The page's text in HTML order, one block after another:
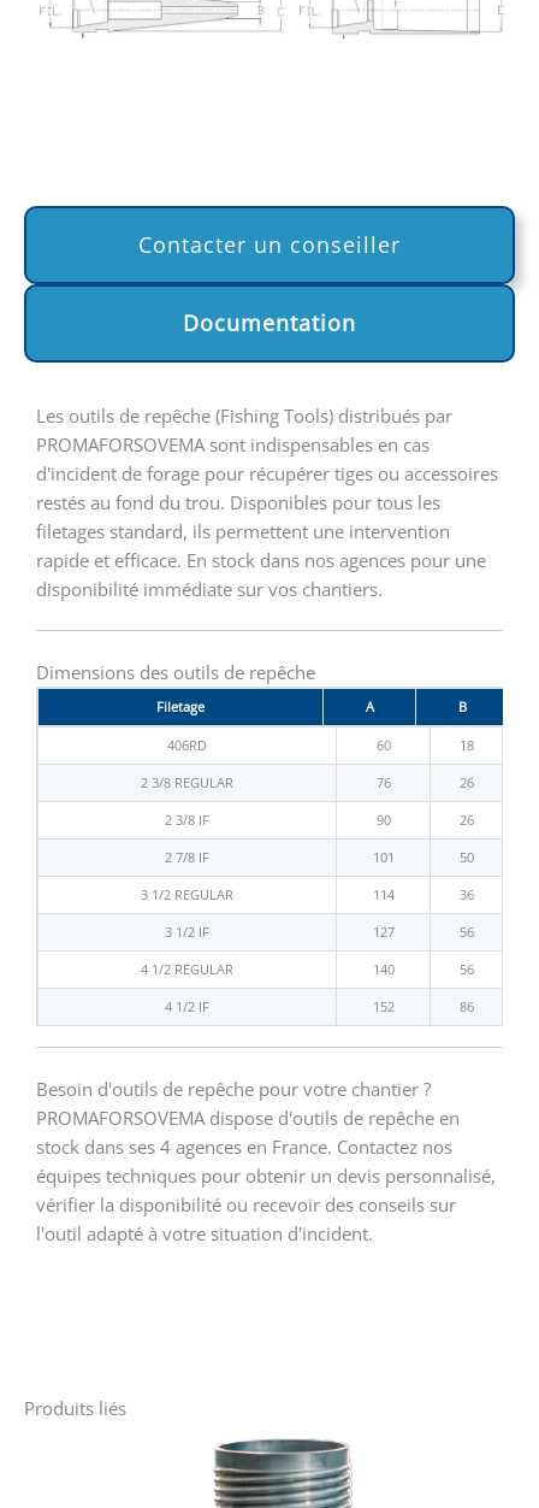
Contacter un conseiller
Documentation
Les outils de repêche (Fishing Tools) distribués par
PROMAFORSOVEMA sont indispensables en cas
d'incident de forage pour récupérer tiges ou accessoires
restés au fond du trou. Disponibles pour tous les
filetages standard, ils permettent une intervention
rapide et efficace. En stock dans nos agences pour une
disponibilité immédiate sur vos chantiers.
Dimensions des outils de repêche
Filetage A B
406RD 60 18
2 3/8 REGULAR 76 26
2 3/8 IF 90 26
2 7/8 IF 101 50
3 1/2 REGULAR 114 36
3 1/2 IF 127 56
4 1/2 REGULAR 140 56
4 1/2 IF 152 86
Besoin d'outils de repêche pour votre chantier ?
PROMAFORSOVEMA dispose d'outils de repêche en
stock dans ses 4 agences en France. Contactez nos
équipes techniques pour obtenir un devis personnalisé,
vérifier la disponibilité ou recevoir des conseils sur
l'outil adapté à votre situation d'incident.
Produits liés